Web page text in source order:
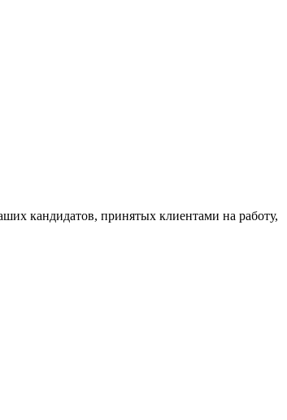
кандидатов, принятых клиентами на работу,